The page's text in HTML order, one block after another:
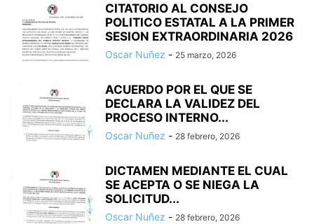
CITATORIO AL CONSEJO
POLITICO ESTATAL A LA PRIMER
SESION EXTRAORDINARIA 2026
Oscar Nuñez - 25 marzo, 2026
ACUERDO POR EL QUE SE
DECLARA LA VALIDEZ DEL
PROCESO INTERNO...
Oscar Nuñez - 28 febrero, 2026
DICTAMEN MEDIANTE EL CUAL
SE ACEPTA O SE NIEGA LA
SOLICITUD...
Oscar Nuñez - 28 febrero, 2026